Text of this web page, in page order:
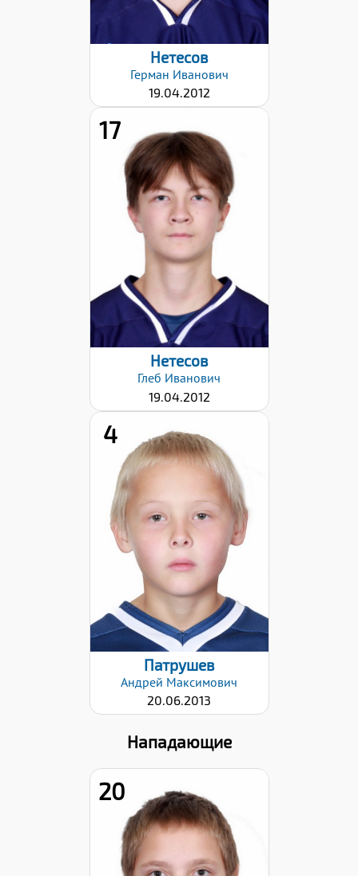
Нетесов
Герман Иванович
19.04.2012
17
Хват клюшки:
Левый
Дата заявки:
17.12.2024
Нетесов
Глеб Иванович
19.04.2012
4
Дата заявки:
17.12.2024
Патрушев
Андрей Максимович
20.06.2013
Нападающие
20
Хват клюшки: